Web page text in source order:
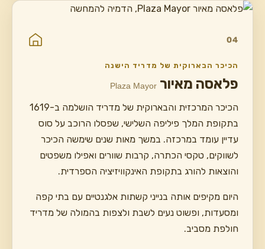
04
הכיכר הבארוקית של מדריד הישנה
פלאסה מאיור Plaza Mayor
הכיכר המרכזית והבארוקית של מדריד הושלמה ב-1619
בתקופת המלך פיליפה השלישי, שפסלו הרוכב על סוס
עדיין עומד במרכזה. במשך מאות שנים שימשה הכיכר
לשווקים, טקסי הכתרה, קרבות שוורים ואפילו משפטים
והוצאות להורג בתקופת האינקוויזיציה הספרדית.
היום מקיפים אותה בנייני קשתות אלגנטיים עם בתי קפה
ומסעדות, ופשוט נעים לשבת ולצפות בהמולה של מדריד
חולפת מסביב.